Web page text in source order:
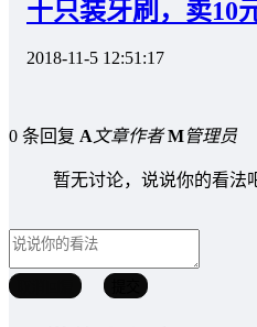
十只装牙刷，卖10
2018-11-5 12:51:17
0 条回复 A文章作者 M管理员
暂无讨论，说说你的看法